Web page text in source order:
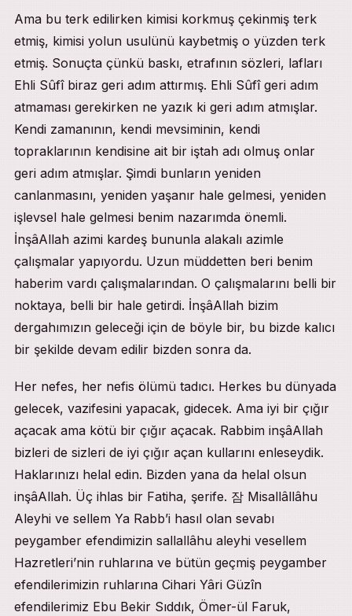
Ama bu terk edilirken kimisi korkmuş çekinmiş terk
etmiş, kimisi yolun usulünü kaybetmiş o yüzden terk
etmiş. Sonuçta çünkü baskı, etrafının sözleri, lafları
Ehli Sûfî biraz geri adım attırmış. Ehli Sûfî geri adım
atmaması gerekirken ne yazık ki geri adım atmışlar.
Kendi zamanının, kendi mevsiminin, kendi
topraklarının kendisine ait bir iştah adı olmuş onlar
geri adım atmışlar. Şimdi bunların yeniden
canlanmasını, yeniden yaşanır hale gelmesi, yeniden
işlevsel hale gelmesi benim nazarımda önemli.
İnşâAllah azimi kardeş bununla alakalı azimle
çalışmalar yapıyordu. Uzun müddetten beri benim
haberim vardı çalışmalarından. O çalışmalarını belli bir
noktaya, belli bir hale getirdi. İnşâAllah bizim
dergahımızın geleceği için de böyle bir, bu bizde kalıcı
bir şekilde devam edilir bizden sonra da.
Her nefes, her nefis ölümü tadıcı. Herkes bu dünyada
gelecek, vazifesini yapacak, gidecek. Ama iyi bir çığır
açacak ama kötü bir çığır açacak. Rabbim inşâAllah
bizleri de sizleri de iyi çığır açan kullarını enleseydik.
Haklarınızı helal edin. Bizden yana da helal olsun
inşâAllah. Üç ihlas bir Fatiha, şerife. 잠 Misallâllâhu
Aleyhi ve sellem Ya Rabb’i hasıl olan sevabı
peygamber efendimizin sallallâhu aleyhi vesellem
Hazretleri’nin ruhlarına ve bütün geçmiş peygamber
efendilerimizin ruhlarına Cihari Yâri Güzîn
efendilerimiz Ebu Bekir Sıddık, Ömer-ül Faruk,